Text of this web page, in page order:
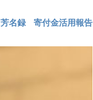
芳名録 寄付金活用報告